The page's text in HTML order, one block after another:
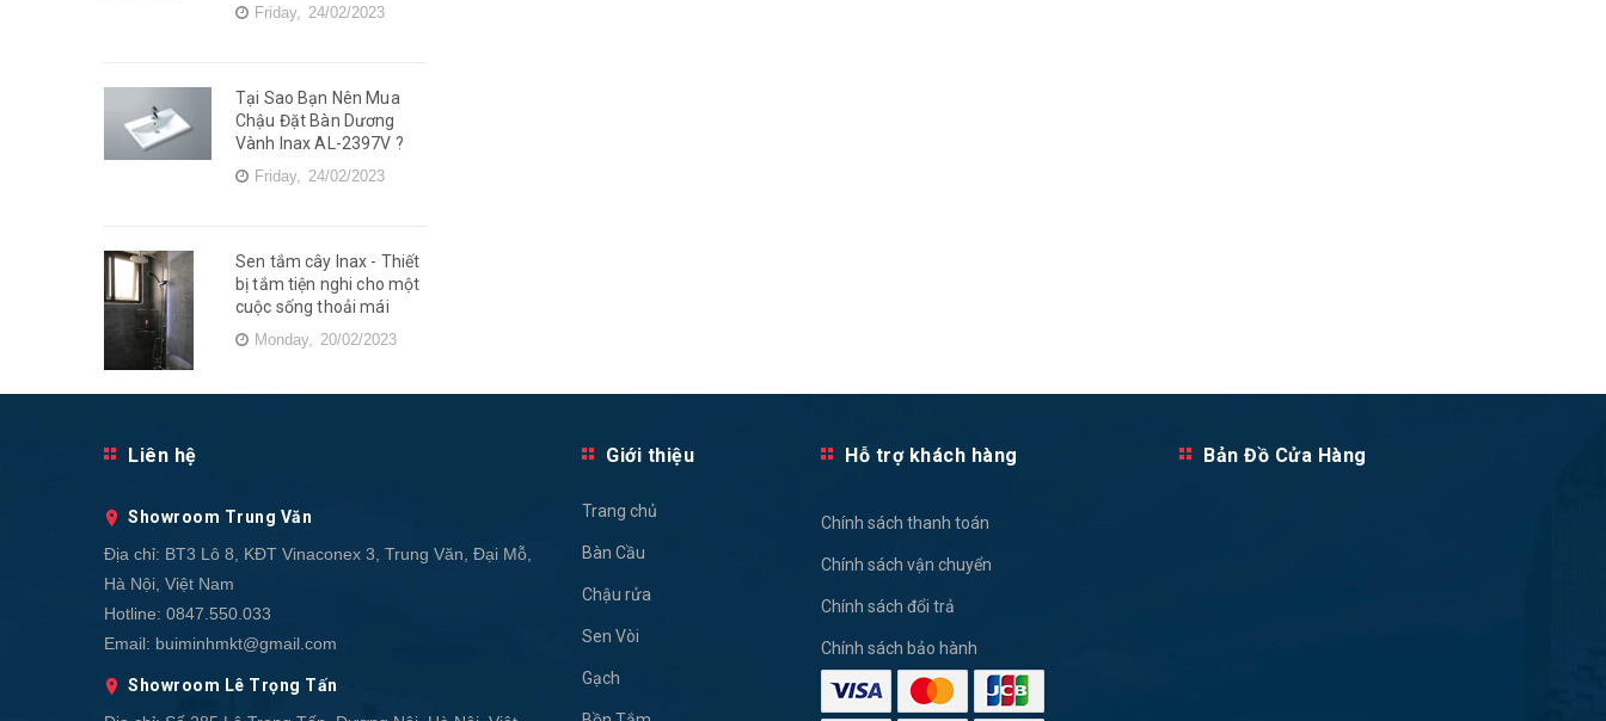
Friday, 24/02/2023
Tại Sao Bạn Nên Mua
Chậu Đặt Bàn Dương
Vành Inax AL-2397V ?
Friday, 24/02/2023
Sen tắm cây Inax - Thiết
bị tắm tiện nghi cho một
cuộc sống thoải mái
Monday, 20/02/2023
Liên hệ
Showroom Trung Văn
Địa chỉ: BT3 Lô 8, KĐT Vinaconex 3, Trung Văn, Đại Mỗ,
Hà Nội, Việt Nam
Hotline: 0847.550.033
Email: buiminhmkt@gmail.com
Showroom Lê Trọng Tấn
Giới thiệu
Trang chủ
Bàn Cầu
Chậu rửa
Sen Vòi
Gạch
Hỗ trợ khách hàng
Chính sách thanh toán
Chính sách vận chuyển
Chính sách đổi trả
Chính sách bảo hành
Bản Đồ Cửa Hàng